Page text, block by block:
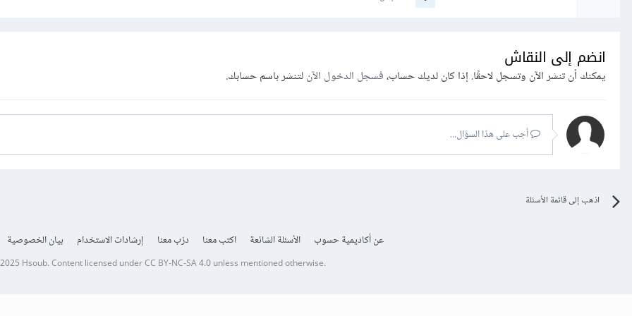
انضم إلى النقاش
يمكنك أن تنشر الآن وتسجل لاحقًا. إذا كان لديك حساب،فسجل الدخول الآنلتنشر باسم حسابك.
أجب على هذا السؤال...
اذهب إلى قائمة الأسئلة
عن أكاديمية حسوب الأسئلة الشائعة اكتب معنا درّب معنا إرشادات الاستخدام بيان الخصوصية
Hsoub.Content licensed underCC BY-NC-SA 4.0unless mentioned otherwise.